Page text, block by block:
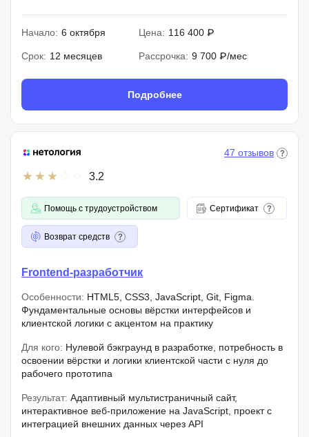
Начало: 6 октября Цена: 116 400 ₽
Срок: 12 месяцев Рассрочка: 9 700 ₽/мес
Подробнее
3.2
47 отзывов
Помощь с трудоустройством Сертификат
Возврат средств
Frontend-разработчик
Особенности: HTML5, CSS3, JavaScript, Git, Figma.
Фундаментальные основы вёрстки интерфейсов и
клиентской логики с акцентом на практику
Для кого: Нулевой бэкграунд в разработке, потребность в
освоении вёрстки и логики клиентской части с нуля до
рабочего прототипа
Результат: Адаптивный мультистраничный сайт,
интерактивное веб-приложение на JavaScript, проект с
интеграцией внешних данных через API